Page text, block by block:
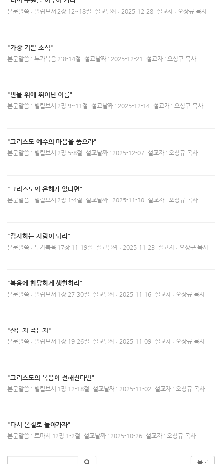
본문말씀 : 빌립보서 2장 12~18절 설교날짜 : 2025-12-28 설교자 : 오상규 목사
"가장 기쁜 소식"
본문말씀 : 누가복음 2:8-14절 설교날짜 : 2025-12-21 설교자 : 오상규 목사
"만물 위에 뛰어난 이름"
본문말씀 : 빌립보서 2장 9~11절 설교날짜 : 2025-12-14 설교자 : 오상규 목사
"그리스도 예수의 마음을 품으라"
본문말씀 : 빌립보서 2장 5-8절 설교날짜 : 2025-12-07 설교자 : 오상규 목사
"그리스도의 은헤가 있다면"
본문말씀 : 빌립보서 2장 1-4절 설교날짜 : 2025-11-30 설교자 : 오상규 목사
"감사하는 사람이 되라"
본문말씀 : 누가복음 17장 11-19절 설교날짜 : 2025-11-23 설교자 : 오상규 목사
"복음에 합당하게 생활하라"
본문말씀 : 빌립보서 1장 27-30절 설교날짜 : 2025-11-16 설교자 : 오상규 목사
"살든지 죽든지"
본문말씀 : 빌립보서 1장 19-26절 설교날짜 : 2025-11-09 설교자 : 오상규 목사
"그리스도의 복음이 전해진다면"
본문말씀 : 빌립보서 1장 12-18절 설교날짜 : 2025-11-02 설교자 : 오상규 목사
"다시 본질로 돌아가자"
본문말씀 : 로마서 12장 1-2절 설교날짜 : 2025-10-26 설교자 : 오상규 목사
목록